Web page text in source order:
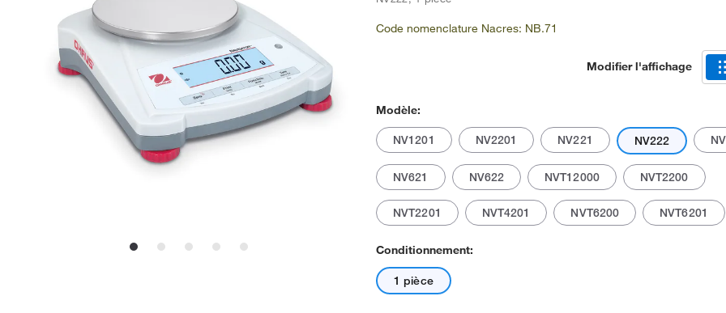
Le produit réel peut varier.
Code nomenclature Nacres: NB.71
Modifier l'affichage
Modèle:
NV1201 NV2201 NV221 NV222
NV621 NV622 NVT12000 NVT2200
NVT2201 NVT4201 NVT6200 NVT6201
Conditionnement:
1 pièce